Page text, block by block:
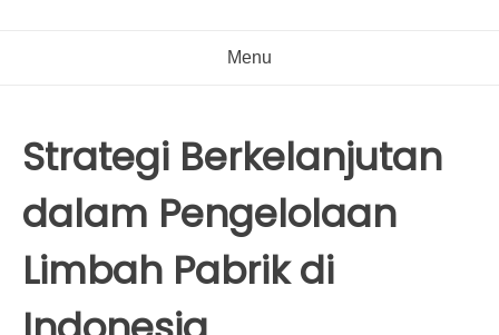
Menu
Strategi Berkelanjutan
dalam Pengelolaan
Limbah Pabrik di